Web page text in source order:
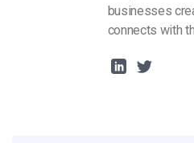
businesses
connects with